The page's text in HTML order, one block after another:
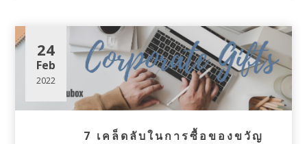
7 เคล็ดลับในการซื้อของขวัญ
24
Feb
2022